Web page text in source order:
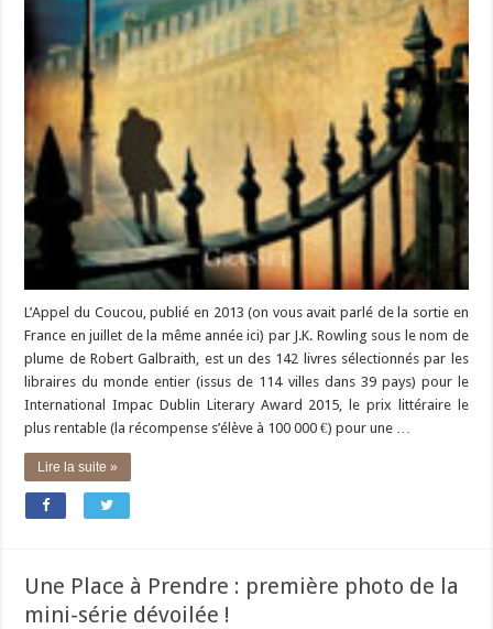
L’Appel du Coucou, publié en 2013 (on vous avait parlé de la sortie en
France en juillet de la même année ici) par J.K. Rowling sous le nom de
plume de Robert Galbraith, est un des 142 livres sélectionnés par les
libraires du monde entier (issus de 114 villes dans 39 pays) pour le
International Impac Dublin Literary Award 2015, le prix littéraire le
plus rentable (la récompense s’élève à 100 000 €) pour une …
Lire la suite »
Une Place à Prendre : première photo de la
mini-série dévoilée !